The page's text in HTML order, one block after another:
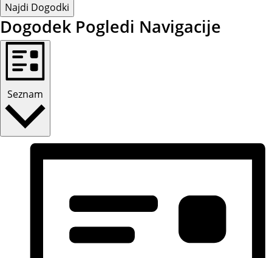
Najdi Dogodki
Dogodek Pogledi Navigacije
Seznam